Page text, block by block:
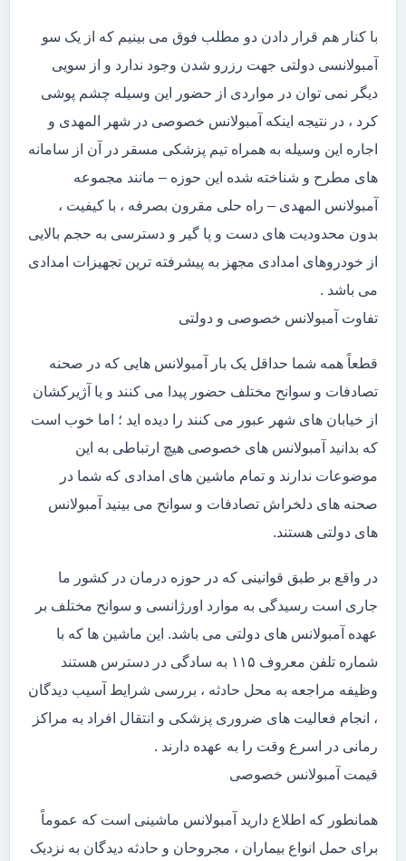
با کنار هم قرار دادن دو مطلب فوق می بینیم که از یک سو
آمبولانسی دولتی جهت رزرو شدن وجود ندارد و از سویی
دیگر نمی توان در مواردی از حضور این وسیله چشم پوشی
کرد ، در نتیجه اینکه آمبولانس خصوصی در شهر المهدی و
اجاره این وسیله به همراه تیم پزشکی مسقر در آن از سامانه
های مطرح و شناخته شده این حوزه – مانند مجموعه
آمبولانس المهدی – راه حلی مقرون بصرفه ، با کیفیت ،
بدون محدودیت های دست و پا گیر و دسترسی به حجم بالایی
از خودروهای امدادی مجهز به پیشرفته ترین تجهیزات امدادی
می باشد .
تفاوت آمبولانس خصوصی و دولتی
قطعاً همه شما حداقل یک بار آمبولانس هایی که در صحنه
تصادفات و سوانح مختلف حضور پیدا می کنند و یا آژیرکشان
از خیابان های شهر عبور می کنند را دیده اید ؛ اما خوب است
که بدانید آمبولانس های خصوصی هیچ ارتباطی به این
موضوعات ندارند و تمام ماشین های امدادی که شما در
صحنه های دلخراش تصادفات و سوانح می بینید آمبولانس
های دولتی هستند.
در واقع بر طبق قوانینی که در حوزه درمان در کشور ما
جاری است رسیدگی به موارد اورژانسی و سوانح مختلف بر
عهده آمبولانس های دولتی می باشد. این ماشین ها که با
شماره تلفن معروف ۱۱۵ به سادگی در دسترس هستند
وظیفه مراجعه به محل حادثه ، بررسی شرایط آسیب دیدگان
، انجام فعالیت های ضروری پزشکی و انتقال افراد به مراکز
رمانی در اسرع وقت را به عهده دارند .
قیمت آمبولانس خصوصی
همانطور که اطلاع دارید آمبولانس ماشینی است که عموماً
برای حمل انواع بیماران ، مجروحان و حادثه دیدگان به نزدیک